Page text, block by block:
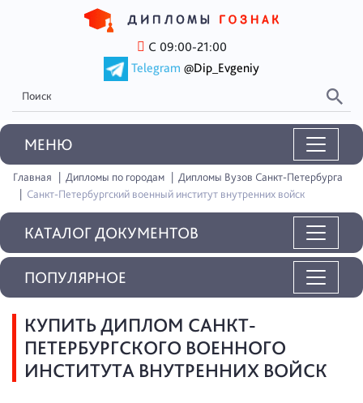
С 09:00-21:00
Telegram @Dip_Evgeniy
MEНЮ
Главная Дипломы по городам
Дипломы Вузов Санкт-Петербурга
Санкт-Петербургский военный институт внутренних войск
КАТАЛОГ ДОКУМЕНТОВ
КУПИТЬ ДИПЛОМ САНКТ-
ПЕТЕРБУРГСКОГО ВОЕННОГО
ИНСТИТУТА ВНУТРЕННИХ ВОЙСК
ПОПУЛЯРНОЕ